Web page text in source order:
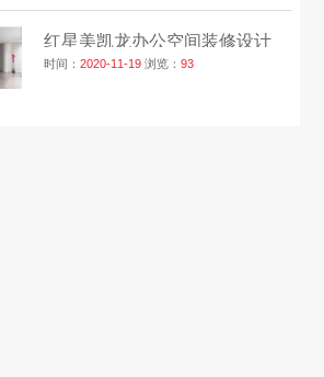
红星美凯龙办公空间装修设计
时间：2020-11-19 浏览：93